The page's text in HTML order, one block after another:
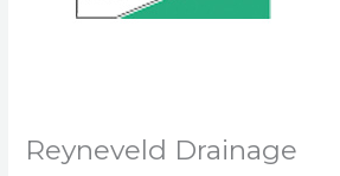
Reyneveld Drainage